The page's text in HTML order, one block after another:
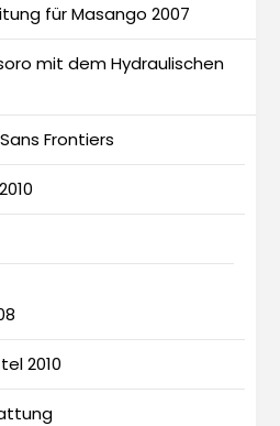
für Masango 2007
mit dem Hydraulischen
Frontiers
2010